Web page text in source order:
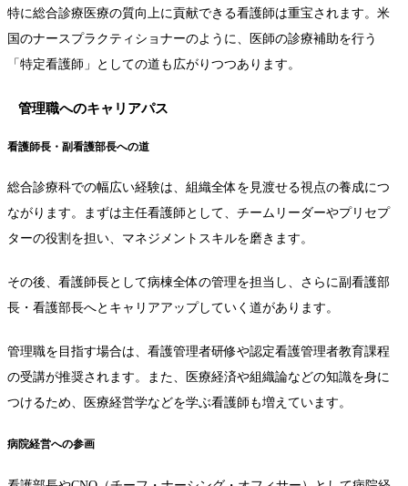
特に総合診療医療の質向上に貢献できる看護師は重宝されます。米
国のナースプラクティショナーのように、医師の診療補助を行う
「特定看護師」としての道も広がりつつあります。
管理職へのキャリアパス
看護師長・副看護部長への道
総合診療科での幅広い経験は、組織全体を見渡せる視点の養成につ
ながります。まずは主任看護師として、チームリーダーやプリセプ
ターの役割を担い、マネジメントスキルを磨きます。
その後、看護師長として病棟全体の管理を担当し、さらに副看護部
長・看護部長へとキャリアアップしていく道があります。
管理職を目指す場合は、看護管理者研修や認定看護管理者教育課程
の受講が推奨されます。また、医療経済や組織論などの知識を身に
つけるため、医療経営学などを学ぶ看護師も増えています。
病院経営への参画